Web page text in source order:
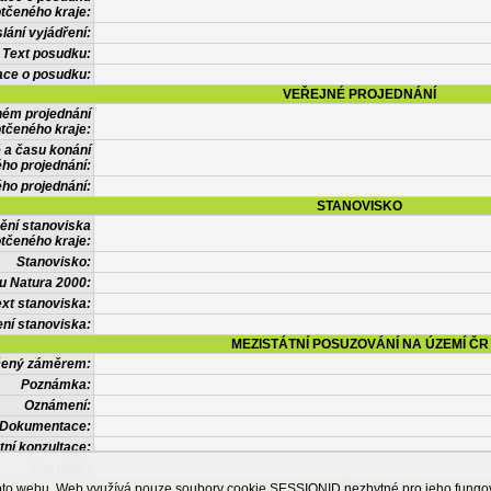
kraje:
vyjádření:
Text posudku:
o posudku:
VEŘEJNÉ PROJEDNÁNÍ
projednání
kraje:
času konání
projednání:
projednání:
STANOVISKO
stanoviska
kraje:
Stanovisko:
Natura 2000:
stanoviska:
stanoviska:
MEZISTÁTNÍ POSUZOVÁNÍ NA ÚZEMÍ ČR
záměrem:
Poznámka:
Oznámení:
Dokumentace:
konzultace:
OSTATNÍ INFORMACE